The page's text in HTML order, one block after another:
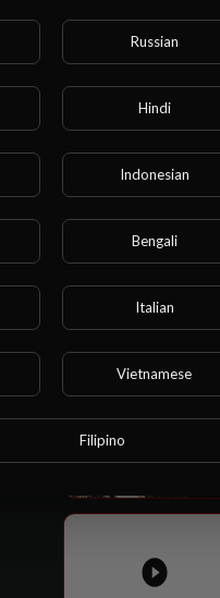
Russian
Hindi
Indonesian
Bengali
Italian
Vietnamese
Filipino